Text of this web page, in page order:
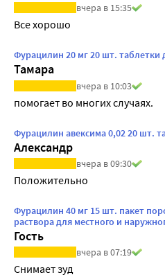
вчера в 15:35
Все хорошо
Фурацилин 20 мг 20 шт. таблетки
Тамара
вчера в 10:03
помогает во многих случаях.
Фурацилин авексима 0,02 20 шт.
Александр
вчера в 09:30
Положительно
Фурацилин 40 мг 15 шт. пакет
раствора для местного и
Гость
вчера в 07:19
Снимает зуд